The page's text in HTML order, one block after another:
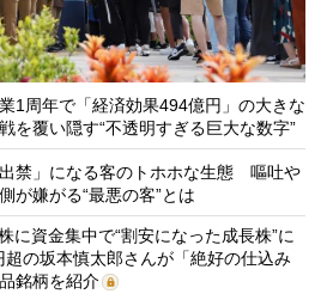
1周年で「経済効果494億円」の大きな
を覆い隠す“不透明すぎる巨大な数字”
禁」になる客のトホホな生態 嘔吐や
が嫌がる“最悪の客”とは
に資金集中で“割安になった成長株”に
の坂本慎太郎さんが「絶好の仕込み
銘柄を紹介